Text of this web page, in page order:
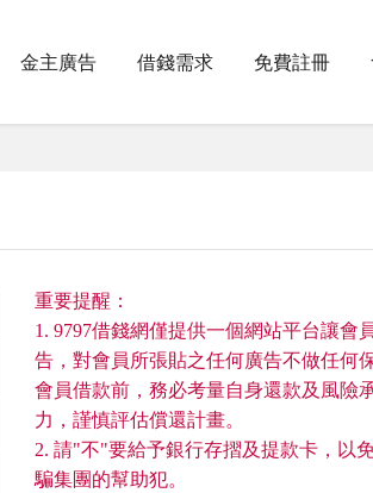
金主廣告 借錢需求 免費註冊
重要提醒：
1. 9797借錢網僅提供一個網站平台讓會
告，對會員所張貼之任何廣告不做任何
會員借款前，務必考量自身還款及風險
力，謹慎評估償還計畫。
2. 請"不"要給予銀行存摺及提款卡，以
騙集團的幫助犯。